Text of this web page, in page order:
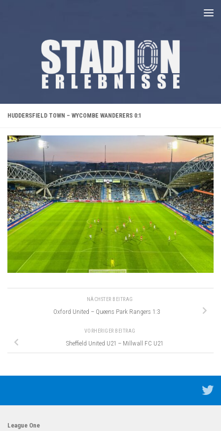
HUDDERSFIELD TOWN – WYCOMBE WANDERERS 0:1
NÄCHSTER BEITRAG
Oxford United – Queens Park Rangers 1:3
VORHERIGER BEITRAG
Sheffield United U21 – Millwall FC U21
League One